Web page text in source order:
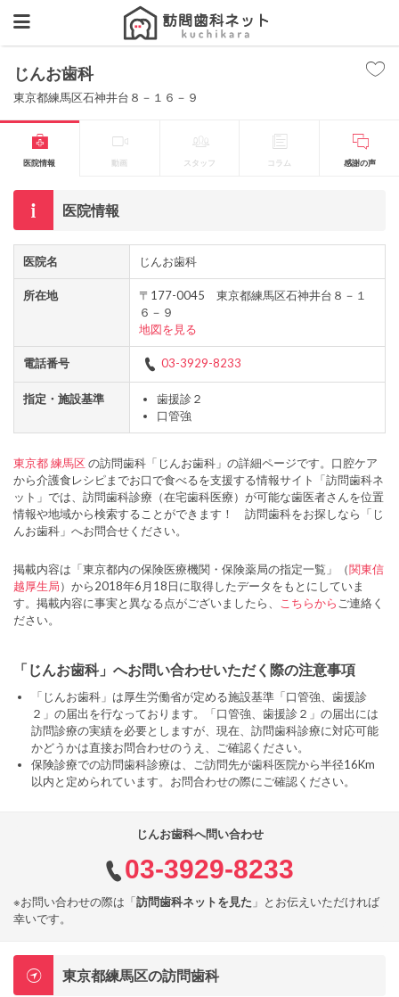
じんお歯科
東京都練馬区石神井台８－１６－９
医院情報 動画 スタッフ コラム 感謝の声
医院情報
医院名 じんお歯科
所在地
〒177-0045 東京都練馬区石神井台８－１
６－９
地図を見る
電話番号 03-3929-8233
指定・施設基準
歯援診２
口管強
東京都練馬区の訪問歯科「じんお歯科」の詳細ページです。口腔ケア
から介護食レシピまでお口で食べるを支援する情報サイト「訪問歯科ネ
ット」では、訪問歯科診療（在宅歯科医療）が可能な歯医者さんを位置
情報や地域から検索することができます！ 訪問歯科をお探しなら「じ
んお歯科」へお問合せください。
掲載内容は「東京都内の保険医療機関・保険薬局の指定一覧」（関東信
越厚生局）から2018年6月18日に取得したデータをもとにしていま
す。掲載内容に事実と異なる点がございましたら、
こちらから ご連絡く
ださい。
「じんお歯科」へお問い合わせいただく際の注意事項
「じんお歯科」は厚生労働省が定める施設基準「口管強、歯援診
２」の届出を行なっております。「口管強、歯援診２」の届出には
訪問診療の実績を必要としますが、現在、訪問歯科診療に対応可能
かどうかは直接お問合わせのうえ、ご確認ください。
保険診療での訪問歯科診療は、ご訪問先が歯科医院から半径16Km
以内と定められています。お問合わせの際にご確認ください。
じんお歯科へ問い合わせ
03-3929-8233
※お問い合わせの際は「訪問歯科ネットを見た 」とお伝えいただければ
幸いです。
東京都練馬区の訪問歯科